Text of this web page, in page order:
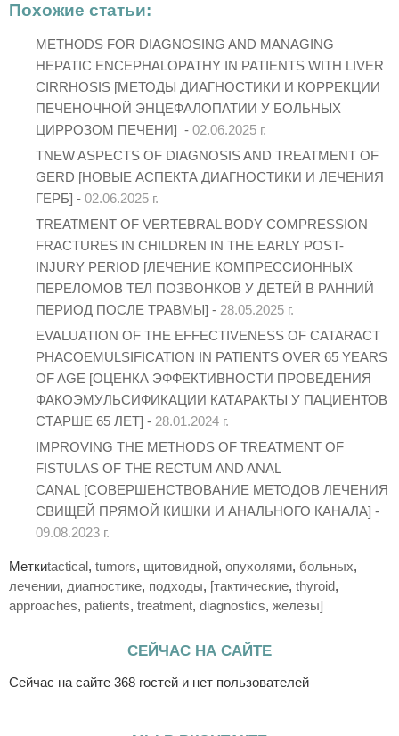
Похожие статьи:
METHODS FOR DIAGNOSING AND MANAGING
HEPATIC ENCEPHALOPATHY IN PATIENTS WITH LIVER
CIRRHOSIS [МЕТОДЫ ДИАГНОСТИКИ И КОРРЕКЦИИ
ПЕЧЕНОЧНОЙ ЭНЦЕФАЛОПАТИИ У БОЛЬНЫХ
ЦИРРОЗОМ ПЕЧЕНИ] - 02.06.2025 г.
TNEW ASPECTS OF DIAGNOSIS AND TREATMENT OF
GERD [НОВЫЕ АСПЕКТА ДИАГНОСТИКИ И ЛЕЧЕНИЯ
ГЕРБ] - 02.06.2025 г.
TREATMENT OF VERTEBRAL BODY COMPRESSION
FRACTURES IN CHILDREN IN THE EARLY POST-
INJURY PERIOD [ЛЕЧЕНИЕ КОМПРЕССИОННЫХ
ПЕРЕЛОМОВ ТЕЛ ПОЗВОНКОВ У ДЕТЕЙ В РАННИЙ
ПЕРИОД ПОСЛЕ ТРАВМЫ] - 28.05.2025 г.
EVALUATION OF THE EFFECTIVENESS OF CATARACT
PHACOEMULSIFICATION IN PATIENTS OVER 65 YEARS
OF AGE [ОЦЕНКА ЭФФЕКТИВНОСТИ ПРОВЕДЕНИЯ
ФАКОЭМУЛЬСИФИКАЦИИ КАТАРАКТЫ У ПАЦИЕНТОВ
СТАРШЕ 65 ЛЕТ] - 28.01.2024 г.
IMPROVING THE METHODS OF TREATMENT OF
FISTULAS OF THE RECTUM AND ANAL
CANAL [СОВЕРШЕНСТВОВАНИЕ МЕТОДОВ ЛЕЧЕНИЯ
СВИЩЕЙ ПРЯМОЙ КИШКИ И АНАЛЬНОГО КАНАЛА] -
09.08.2023 г.
Меткиtactical, tumors, щитовидной, опухолями, больных,
лечении, диагностике, подходы, [тактические, thyroid,
approaches, patients, treatment, diagnostics, железы]
СЕЙЧАС НА САЙТЕ
Сейчас на сайте 368 гостей и нет пользователей